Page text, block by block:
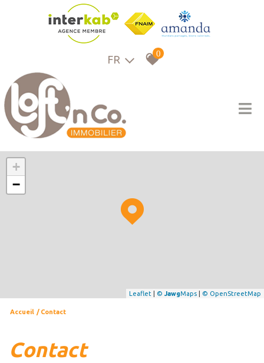
FR 0
+
−
Leaflet © JawgMaps © OpenStreetMap
Accueil Contact
contact